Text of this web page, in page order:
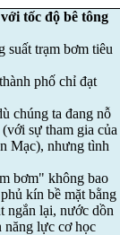
tốc độ bê tông
suất trạm bơm tiêu
phố chỉ đạt
chúng ta đang nỗ
sự tham gia của
Mạc), nhưng tình
bơm" không bao
kín bề mặt bằng
ngắn lại, nước dồn
năng lực cơ học